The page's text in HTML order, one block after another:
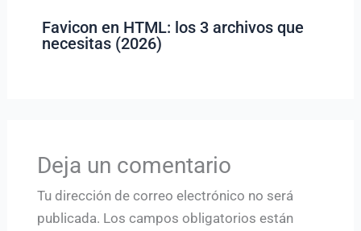
Favicon en HTML: los 3 archivos que
necesitas (2026)
Deja un comentario
Tu dirección de correo electrónico no será
publicada. Los campos obligatorios están